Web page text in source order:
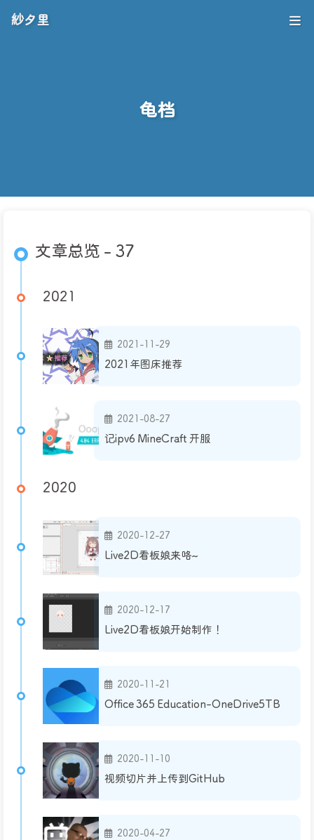
紗夕里
龟档
文章总览 - 37
2021
2021-11-29
2021年图床推荐
2021-08-27
记ipv6 MineCraft 开服
2020
2020-12-27
Live2D看板娘来咯~
2020-12-17
Live2D看板娘开始制作！
2020-11-21
Office 365 Education-OneDrive5TB
2020-11-10
视频切片并上传到GitHub
2020-04-27